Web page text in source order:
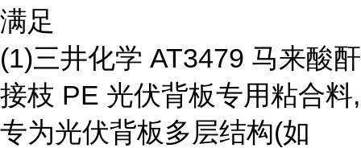
满足
(1)三井化学 AT3479 马来酸酐
接枝 PE 光伏背板专用粘合料,
专为光伏背板多层结构(如